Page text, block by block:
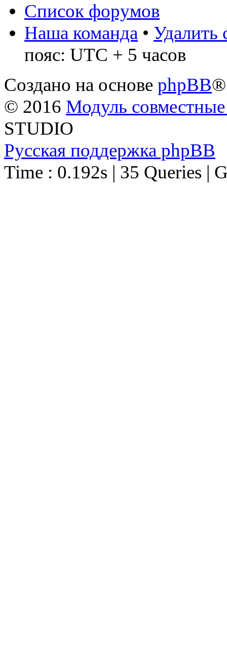
Список форумов
Наша команда • Удалить
пояс: UTC + 5 часов
Создано на основе phpBB®
© 2016 Модуль
STUDIO
Русская поддержка phpBB
Time : 0.192s | 35 Queries |